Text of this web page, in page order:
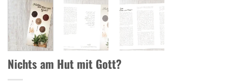
Nichts am Hut mit Gott?